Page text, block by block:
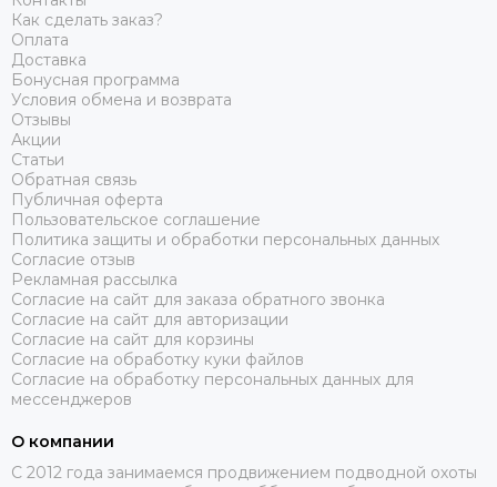
Как сделать заказ?
Оплата
Доставка
Бонусная программа
Условия обмена и возврата
Отзывы
Акции
Статьи
Обратная связь
Публичная оферта
Пользовательское соглашение
Политика защиты и обработки персональных данных
Согласие отзыв
Рекламная рассылка
Согласие на сайт для заказа обратного звонка
Согласие на сайт для авторизации
Согласие на сайт для корзины
Согласие на обработку куки файлов
Согласие на обработку персональных данных для
мессенджеров
О компании
C 2012 года занимаемся продвижением подводной охоты